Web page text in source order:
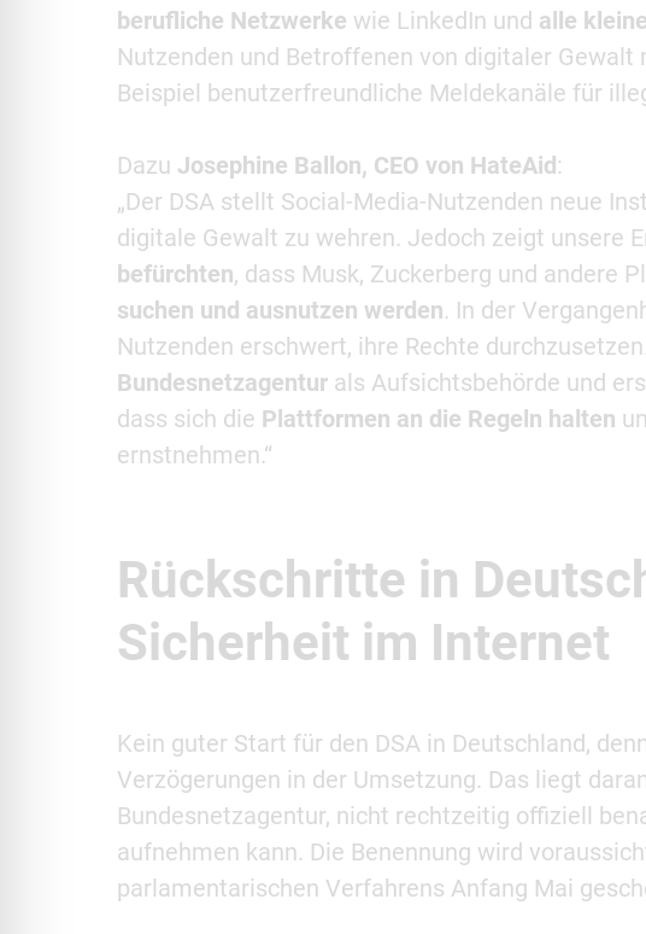
berufliche Netzwerke wie LinkedIn und alle
Nutzenden und Betroffenen von digitaler
Beispiel benutzerfreundliche Meldekanäle für
Dazu Josephine Ballon, CEO von HateAid:
„Der DSA stellt Social-Media-Nutzenden neue
digitale Gewalt zu wehren. Jedoch zeigt unsere
befürchten, dass Musk, Zuckerberg und andere
suchen und ausnutzen werden. In der
Nutzenden erschwert, ihre Rechte
Bundesnetzagentur als Aufsichtsbehörde und
dass sich die Plattformen an die Regeln halten
ernstnehmen.“
Rückschritte in
Sicherheit im Internet
Kein guter Start für den DSA in Deutschland,
Verzögerungen in der Umsetzung. Das liegt
Bundesnetzagentur, nicht rechtzeitig offiziell
aufnehmen kann. Die Benennung wird
parlamentarischen Verfahrens Anfang Mai